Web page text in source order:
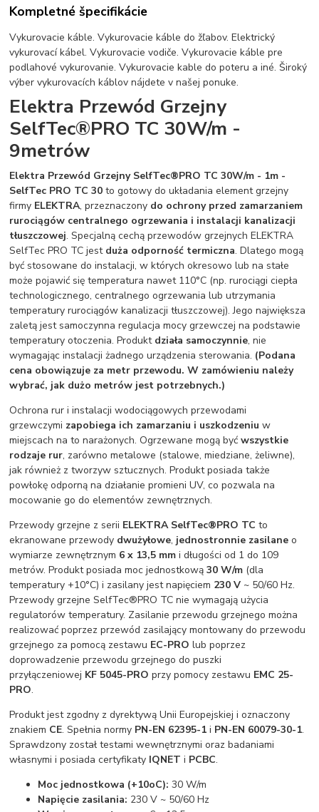
Kompletné špecifikácie
Vykurovacie káble. Vykurovacie káble do žľabov. Elektrický
vykurovací kábel. Vykurovacie vodiče. Vykurovacie káble pre
podlahové vykurovanie. Vykurovacie kable do poteru a iné. Široký
výber vykurovacích káblov nájdete v našej ponuke.
Elektra Przewód Grzejny
SelfTec®PRO TC 30W/m -
9metrów
Elektra Przewód Grzejny SelfTec®PRO TC 30W/m - 1m -
SelfTec PRO TC 30 to gotowy do układania element grzejny
firmy ELEKTRA, przeznaczony do ochrony przed zamarzaniem
rurociągów centralnego ogrzewania i instalacji kanalizacji
tłuszczowej. Specjalną cechą przewodów grzejnych ELEKTRA
SelfTec PRO TC jest duża odporność termiczna. Dlatego mogą
być stosowane do instalacji, w których okresowo lub na stałe
może pojawić się temperatura nawet 110°C (np. rurociągi ciepła
technologicznego, centralnego ogrzewania lub utrzymania
temperatury rurociągów kanalizacji tłuszczowej). Jego największa
zaletą jest samoczynna regulacja mocy grzewczej na podstawie
temperatury otoczenia. Produkt działa samoczynnie, nie
wymagając instalacji żadnego urządzenia sterowania. (Podana
cena obowiązuje za metr przewodu. W zamówieniu należy
wybrać, jak dużo metrów jest potrzebnych.)
Ochrona rur i instalacji wodociągowych przewodami
grzewczymi zapobiega ich zamarzaniu i uszkodzeniu w
miejscach na to narażonych. Ogrzewane mogą byćwszystkie
rodzaje rur, zarówno metalowe (stalowe, miedziane, żeliwne),
jak również z tworzyw sztucznych. Produkt posiada także
powłokę odporną na działanie promieni UV, co pozwala na
mocowanie go do elementów zewnętrznych.
Przewody grzejne z serii ELEKTRA SelfTec®PRO TC to
ekranowane przewody dwużyłowe, jednostronnie zasilane o
wymiarze zewnętrznym 6 x 13,5 mm i długości od 1 do 109
metrów. Produkt posiada moc jednostkową30 W/m (dla
temperatury +10°C) i zasilany jest napięciem 230 V ~ 50/60 Hz.
Przewody grzejne SelfTec®PRO TC nie wymagają użycia
regulatorów temperatury. Zasilanie przewodu grzejnego można
realizować poprzez przewód zasilający montowany do przewodu
grzejnego za pomocą zestawu EC-PRO lub poprzez
doprowadzenie przewodu grzejnego do puszki
przyłączeniowej KF 5045-PRO przy pomocy zestawu EMC 25-
PRO.
Produkt jest zgodny z dyrektywą Unii Europejskiej i oznaczony
znakiem CE. Spełnia normy PN-EN 62395-1 i PN-EN 60079-30-1.
Sprawdzony został testami wewnętrznymi oraz badaniami
własnymi i posiada certyfikaty IQNET i PCBC.
Moc jednostkowa (+10oC): 30 W/m
Napięcie zasilania: 230 V ~ 50/60 Hz